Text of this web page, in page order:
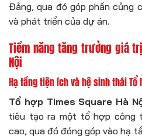
Đảng, qua đó góp phần củng
và phát triển của dự án.
Tiềm năng tăng trưởng giá
Nội
Hạ tầng tiện ích và hệ sinh thái Tổ
Tổ hợp Times Square Hà
tiêu tạo ra một tổ hợp công
cao, qua đó đóng góp vào hạ